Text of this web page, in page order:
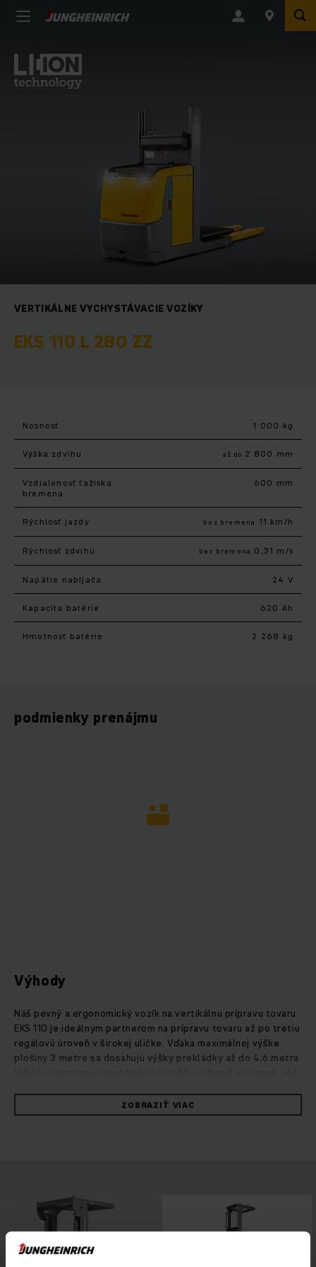
VERTIKÁLNE VYCHYSTÁVACIE VOZÍKY
EKS 110 L 280 ZZ
Nosnosť 1 000 kg
Výška zdvihu až do 2 800 mm
Vzdialenosť ťažiska
bremena
600 mm
Rýchlosť jazdy bez bremena 11 km/h
Rýchlosť zdvihu bez bremena 0,31 m/s
Napätie nabíjača 24 V
Kapacita batérie 620 Ah
Hmotnosť batérie 2 268 kg
podmienky prenájmu
Výhody
Náš pevný a ergonomický vozík na vertikálnu prípravu tovaru
EKS 110 je ideálnym partnerom na prípravu tovaru až po tretiu
regálovú úroveň v širokej uličke. Vďaka maximálnej výške
plošiny 3 metre sa dosahujú výšky prekládky až do 4,6 metra.
nadchýna vysokými hodnotami zrýchlenia a vysoké kapacity
batérií umožňujú aj použitie vo viaczmennej prevádzke.
programy. Navyše možno tento vozík na prípravu tovaru s
vysokým zdvihom používať flexibilne vďaka rôznym
možnostiam výbavy. Pre vodiča platí: Jednoduchý nástup a
ide sa.
ZOBRAZIŤ VIAC